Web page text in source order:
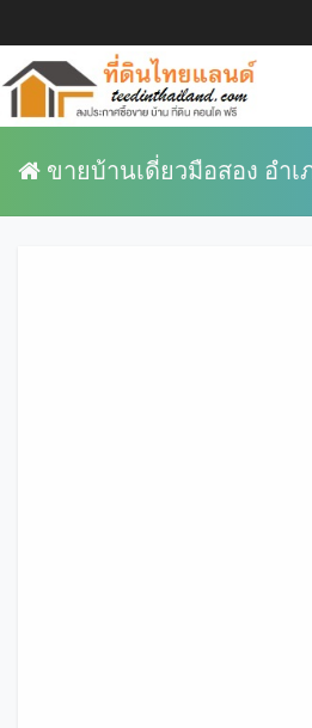
ขายบ้านเดี่ยวมือสอง อำ